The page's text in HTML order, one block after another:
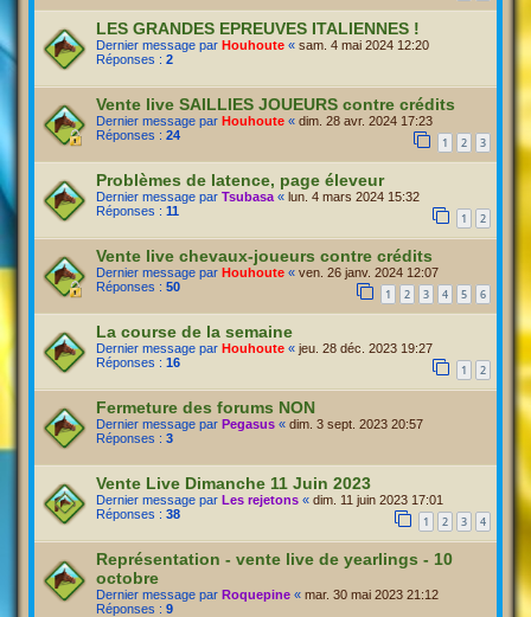
LES GRANDES EPREUVES ITALIENNES !
Dernier message par Houhoute « sam. 4 mai 2024 12:20
Réponses : 2
Vente live SAILLIES JOUEURS contre crédits
Dernier message par Houhoute « dim. 28 avr. 2024 17:23
Réponses : 24 1 2 3
Problèmes de latence, page éleveur
Dernier message par Tsubasa « lun. 4 mars 2024 15:32
Réponses : 11 1 2
Vente live chevaux-joueurs contre crédits
Dernier message par Houhoute « ven. 26 janv. 2024 12:07
Réponses : 50 1 2 3 4 5 6
La course de la semaine
Dernier message par Houhoute « jeu. 28 déc. 2023 19:27
Réponses : 16 1 2
Fermeture des forums NON
Dernier message par Pegasus « dim. 3 sept. 2023 20:57
Réponses : 3
Vente Live Dimanche 11 Juin 2023
Dernier message par Les rejetons « dim. 11 juin 2023 17:01
Réponses : 38 1 2 3 4
Représentation - vente live de yearlings - 10
octobre
Dernier message par Roquepine « mar. 30 mai 2023 21:12
Réponses : 9